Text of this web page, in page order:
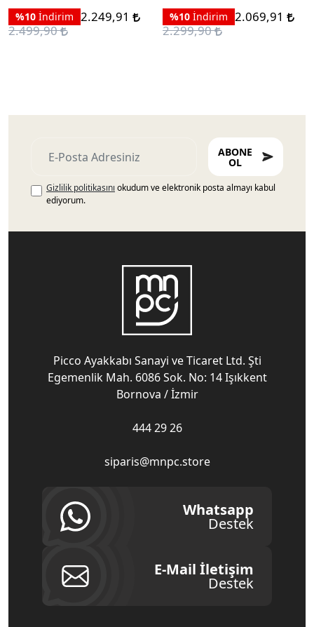
%10 İndirim 2.249,91
2.499,90
%10 İndirim 2.069,91
2.299,90
ABONE
OL
Gizlilik politikasını okudum ve elektronik posta almayı kabul
ediyorum.
Picco Ayakkabı Sanayi ve Ticaret Ltd. Şti
Egemenlik Mah. 6086 Sok. No: 14 Işıkkent
Bornova / İzmir
444 29 26
siparis@mnpc.store
Whatsapp
Destek
E-Mail İletişim
Destek